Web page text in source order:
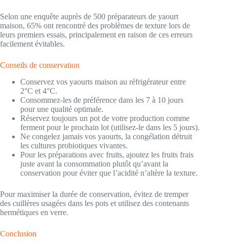
Selon une enquête auprès de 500 préparateurs de yaourt
maison, 65% ont rencontré des problèmes de texture lors de
leurs premiers essais, principalement en raison de ces erreurs
facilement évitables.
Conseils de conservation
Conservez vos yaourts maison au réfrigérateur entre
2°C et 4°C.
Consommez-les de préférence dans les 7 à 10 jours
pour une qualité optimale.
Réservez toujours un pot de votre production comme
ferment pour le prochain lot (utilisez-le dans les 5 jours).
Ne congelez jamais vos yaourts, la congélation détruit
les cultures probiotiques vivantes.
Pour les préparations avec fruits, ajoutez les fruits frais
juste avant la consommation plutôt qu’avant la
conservation pour éviter que l’acidité n’altère la texture.
Pour maximiser la durée de conservation, évitez de tremper
des cuillères usagées dans les pots et utilisez des contenants
hermétiques en verre.
Conclusion